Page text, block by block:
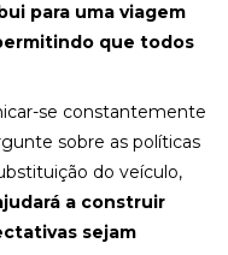
para uma viagem
que todos
se constantemente
sobre as políticas
do veículo,
a construir
sejam